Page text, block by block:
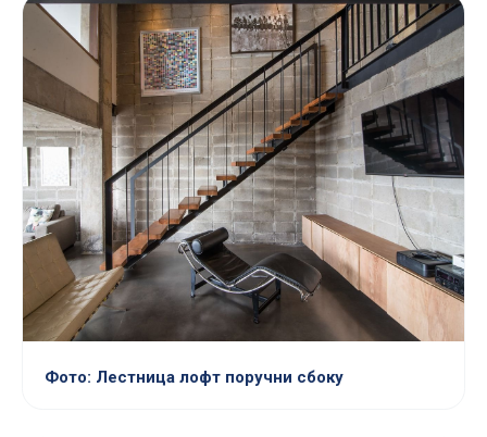
Фото: Лестница лофт поручни сбоку